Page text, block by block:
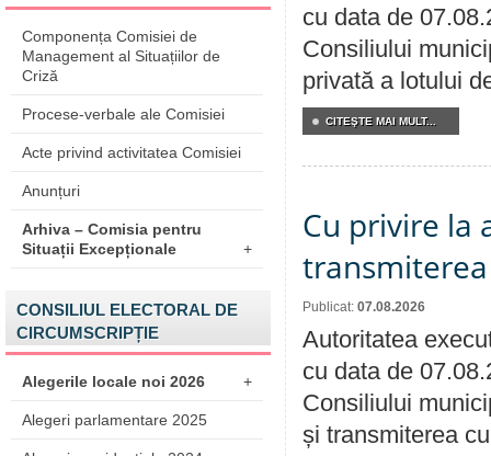
Componența Comisiei de
Management al Situațiilor de
Criză
Procese-verbale ale Comisiei
Acte privind activitatea Comisiei
Anunțuri
Arhiva – Comisia pentru
Situații Excepționale
+
CONSILIUL ELECTORAL DE
CIRCUMSCRIPȚIE
Alegerile locale noi 2026 +
Alegeri parlamentare 2025
cu data de
Consiliului
privată a lotului
CITEŞTE MAI MULT...
Cu privire la
Publicat: 07.08.2026
Autoritatea
cu data de
Consiliului
și transmiterea